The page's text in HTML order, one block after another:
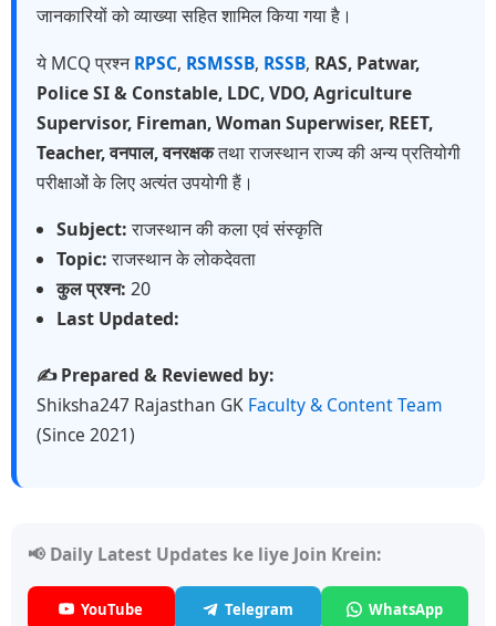
जानकारियों को व्याख्या सहित शामिल किया गया है।
ये MCQ प्रश्नRPSC, RSMSSB, RSSB, RAS, Patwar,
Police SI & Constable, LDC, VDO, Agriculture
Supervisor, Fireman, Woman Superwiser, REET,
Teacher, वनपाल, वनरक्षकतथा राजस्थान राज्य की अन्य प्रतियोगी
परीक्षाओं के लिए अत्यंत उपयोगी हैं।
Subject:राजस्थान की कला एवं संस्कृति
Topic:राजस्थान के लोकदेवता
कुल प्रश्न: 20
Last Updated:
✍️ Prepared & Reviewed by:
Shiksha247 Rajasthan GK Faculty & Content Team
(Since 2021)
📢 Daily Latest Updates ke liye Join Krein:
YouTube Telegram WhatsApp